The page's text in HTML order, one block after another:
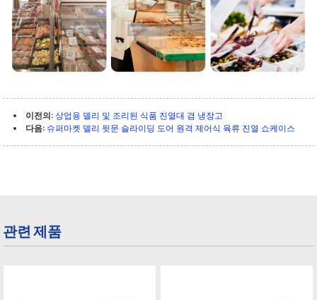
이전의: 상업용 델리 및 조리된 식품 진열대 겸 냉장고
다음: 슈퍼마켓 델리 뒷문 슬라이딩 도어 원격 제어식 육류 진열 쇼케이스
관련 제품